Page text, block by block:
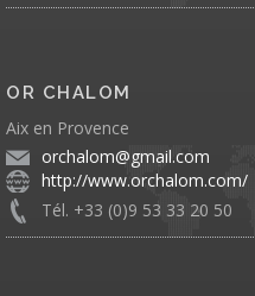
OR CHALOM
Aix en Provence
orchalom@gmail.com
http://www.orchalom.com/
Tél. +33 (0)9 53 33 20 50